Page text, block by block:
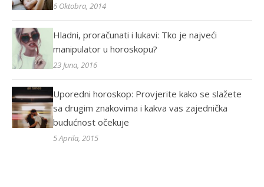
6 Oktobra, 2014
Hladni, proračunati i lukavi: Tko je najveći
manipulator u horoskopu?
23 Juna, 2016
Uporedni horoskop: Provjerite kako se slažete
sa drugim znakovima i kakva vas zajednička
budućnost očekuje
5 Aprila, 2015